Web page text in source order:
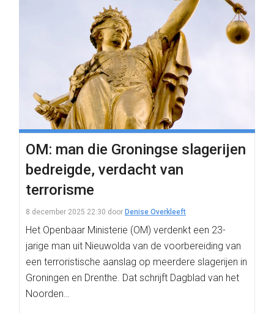
OM: man die Groningse slagerijen
bedreigde, verdacht van
terrorisme
8 december 2025 22:30 door Denise Overkleeft
Het Openbaar Ministerie (OM) verdenkt een 23-
jarige man uit Nieuwolda van de voorbereiding van
een terroristische aanslag op meerdere slagerijen in
Groningen en Drenthe. Dat schrijft Dagblad van het
Noorden…